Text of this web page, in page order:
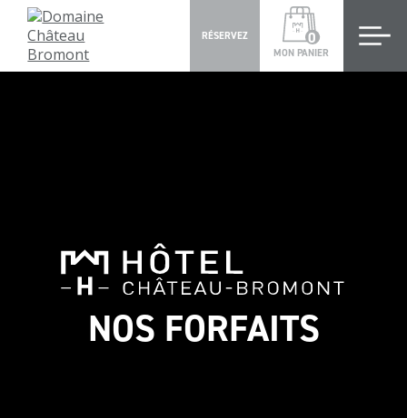
RÉSERVEZ 0
MON PANIER
NOS FORFAITS